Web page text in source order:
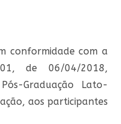
conformidade com a
01, de 06/04/2018,
Graduação Lato-
aos participantes